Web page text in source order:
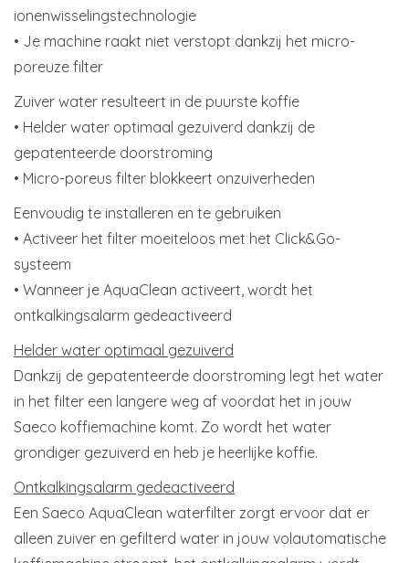
ionenwisselingstechnologie
• Je machine raakt niet verstopt dankzij het micro-
poreuze filter
Zuiver water resulteert in de puurste koffie
• Helder water optimaal gezuiverd dankzij de
gepatenteerde doorstroming
• Micro-poreus filter blokkeert onzuiverheden
Eenvoudig te installeren en te gebruiken
• Activeer het filter moeiteloos met het Click&Go-
systeem
• Wanneer je AquaClean activeert, wordt het
ontkalkingsalarm gedeactiveerd
Helder water optimaal gezuiverd
Dankzij de gepatenteerde doorstroming legt het water
in het filter een langere weg af voordat het in jouw
Saeco koffiemachine komt. Zo wordt het water
grondiger gezuiverd en heb je heerlijke koffie.
Ontkalkingsalarm gedeactiveerd
Een Saeco AquaClean waterfilter zorgt ervoor dat er
alleen zuiver en gefilterd water in jouw volautomatische